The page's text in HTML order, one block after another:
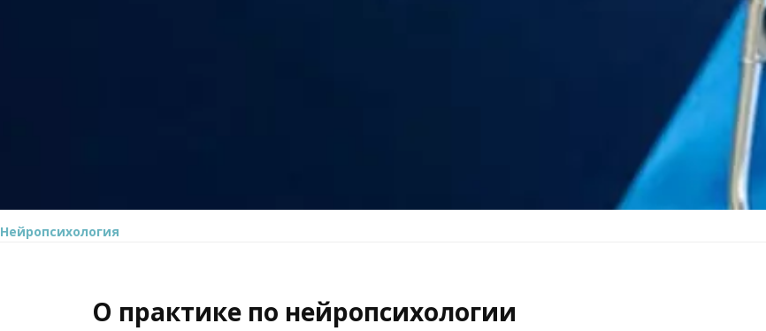
Нейропсихология
О практике по нейропсихологии